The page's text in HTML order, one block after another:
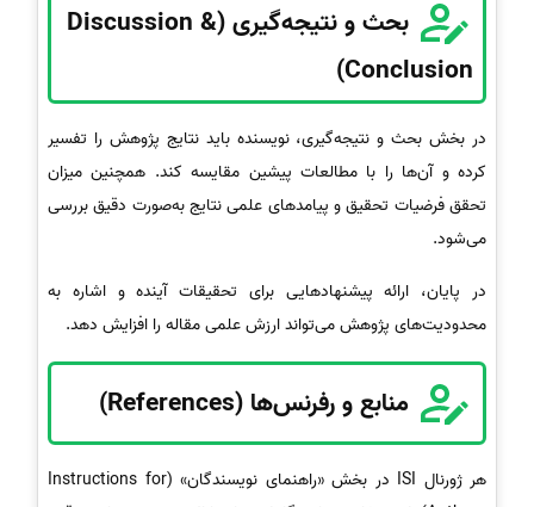
بحث و نتیجه‌گیری (Discussion &
Conclusion)
در بخش بحث و نتیجه‌گیری، نویسنده باید نتایج پژوهش را تفسیر
کرده و آن‌ها را با مطالعات پیشین مقایسه کند. همچنین میزان
تحقق فرضیات تحقیق و پیامدهای علمی نتایج به‌صورت دقیق بررسی
می‌شود.
در پایان، ارائه پیشنهادهایی برای تحقیقات آینده و اشاره به
محدودیت‌های پژوهش می‌تواند ارزش علمی مقاله را افزایش دهد.
منابع و رفرنس‌ها (References)
هر ژورنال ISI در بخش «راهنمای نویسندگان» (Instructions for